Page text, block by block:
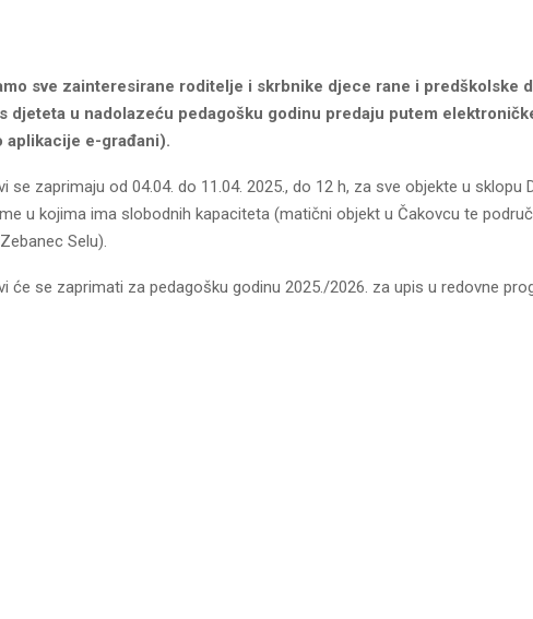
sve zainteresirane roditelje i skrbnike djece rane i predškolske
djeteta u nadolazeću pedagošku godinu predaju putem
aplikacije e-građani).
se zaprimaju od 04.04. do 11.04. 2025., do 12 h, za sve objekte u sklopu
u kojima ima slobodnih kapaciteta (matični objekt u Čakovcu te
Selu).
će se zaprimati za pedagošku godinu 2025./2026. za upis u redovne